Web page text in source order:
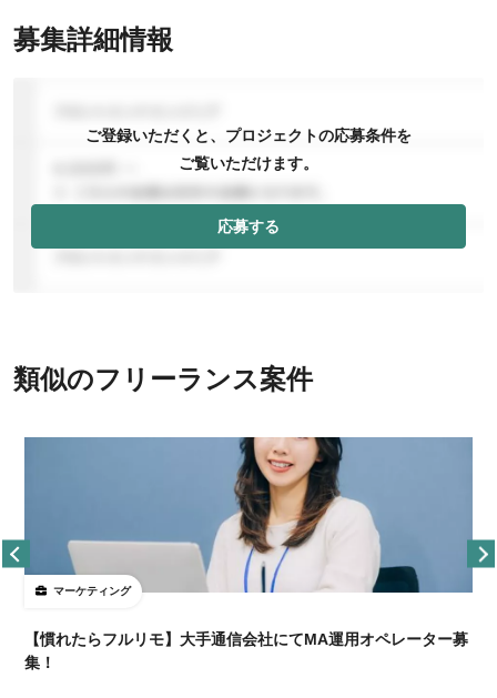
募集詳細情報
ご登録いただくと、プロジェクトの応募条件を
ご覧いただけます。
応募する
類似のフリーランス案件
マーケティング
【慣れたらフルリモ】大手通信会社にてMA運用オペレーター募
集！